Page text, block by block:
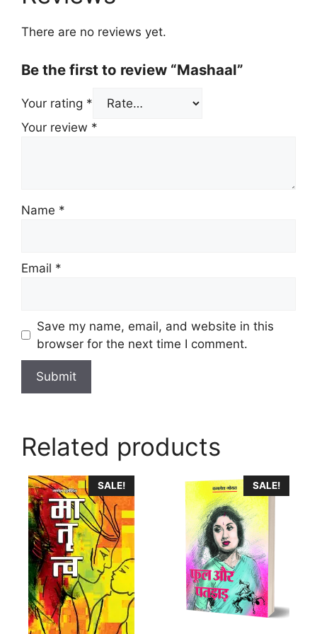
There are no reviews yet.
Be the first to review “Mashaal”
Your rating *
Your review *
Name *
Email *
Save my name, email, and website in this
browser for the next time I comment.
Related products
SALE!
This
product
has
multiple
variants.
The
options
may
be
SALE!
This
product
has
multiple
variants.
The
options
may